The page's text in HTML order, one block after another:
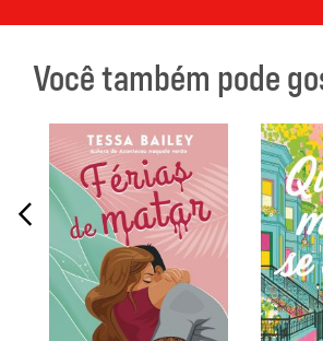
Você também pode